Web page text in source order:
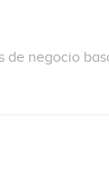
negocio